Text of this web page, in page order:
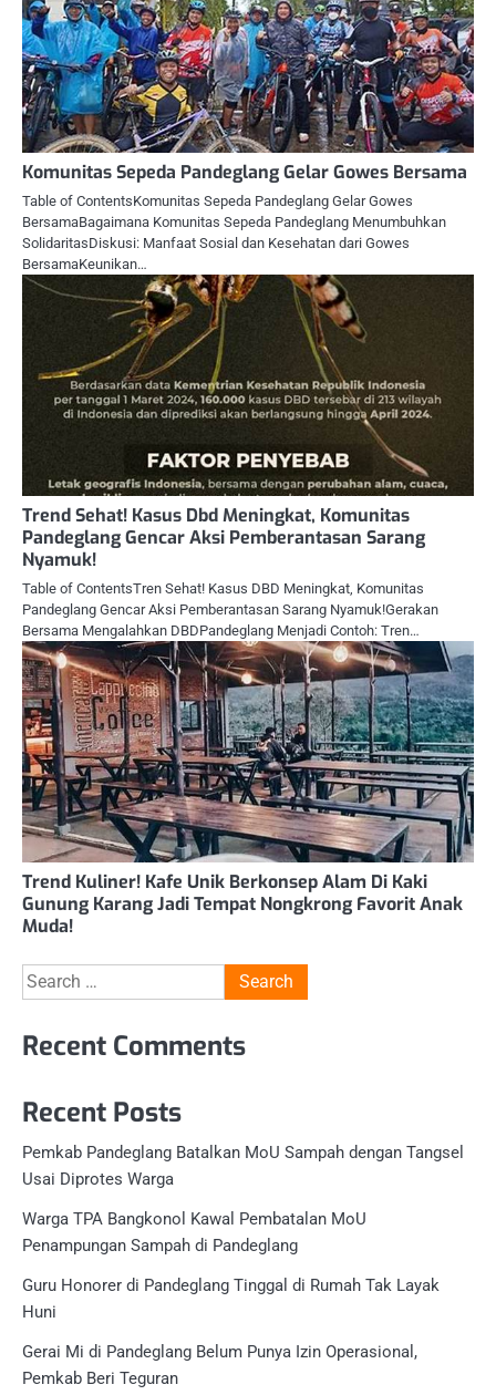
Komunitas Sepeda Pandeglang Gelar Gowes Bersama
Table of ContentsKomunitas Sepeda Pandeglang Gelar Gowes
BersamaBagaimana Komunitas Sepeda Pandeglang Menumbuhkan
SolidaritasDiskusi: Manfaat Sosial dan Kesehatan dari Gowes
BersamaKeunikan…
Trend Sehat! Kasus Dbd Meningkat, Komunitas
Pandeglang Gencar Aksi Pemberantasan Sarang
Nyamuk!
Table of ContentsTren Sehat! Kasus DBD Meningkat, Komunitas
Pandeglang Gencar Aksi Pemberantasan Sarang Nyamuk!Gerakan
Bersama Mengalahkan DBDPandeglang Menjadi Contoh: Tren…
Trend Kuliner! Kafe Unik Berkonsep Alam Di Kaki
Gunung Karang Jadi Tempat Nongkrong Favorit Anak
Muda!
Search
for:
Recent Comments
Recent Posts
Pemkab Pandeglang Batalkan MoU Sampah dengan Tangsel
Usai Diprotes Warga
Warga TPA Bangkonol Kawal Pembatalan MoU
Penampungan Sampah di Pandeglang
Guru Honorer di Pandeglang Tinggal di Rumah Tak Layak
Huni
Gerai Mi di Pandeglang Belum Punya Izin Operasional,
Pemkab Beri Teguran